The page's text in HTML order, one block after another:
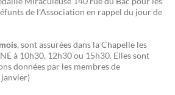
de l’Association en rappel du jour de
, sont assurées dans la Chapelle les
à 10h30, 12h30 ou 15h30. Elles sont
données par les membres de
janvier)